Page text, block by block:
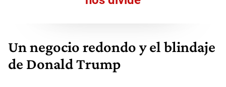
Un negocio redondo y el blindaje
de Donald Trump